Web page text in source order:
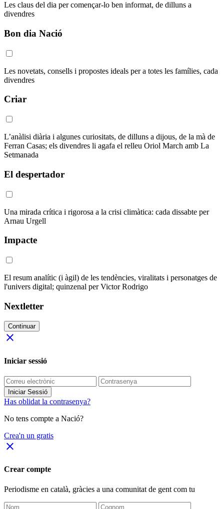
Les claus del dia per començar-lo ben informat, de dilluns a
divendres
Bon dia Nació
Les novetats, consells i propostes ideals per a totes les famílies, cada
divendres
Criar
L’anàlisi diària i algunes curiositats, de dilluns a dijous, de la mà de
Ferran Casas; els divendres li agafa el relleu Oriol March amb La
Setmanada
El despertador
Una mirada crítica i rigorosa a la crisi climàtica: cada dissabte per
Arnau Urgell
Impacte
El resum analític (i àgil) de les tendències, viralitats i personatges de
l'univers digital; quinzenal per Victor Rodrigo
Nextletter
Continuar
close
Iniciar sessió
Iniciar Sessió
Has oblidat la contrasenya?
No tens compte a Nació?
Crea'n un gratis
close
Crear compte
Periodisme en català, gràcies a una comunitat de gent com tu